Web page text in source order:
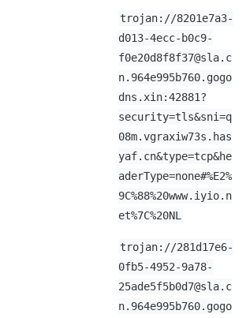
trojan://8201e7a3-
d013-4ecc-b0c9-
f0e20d8f8f37@sla.c
n.964e995b760.gogo
dns.xin:42881?
security=tls&sni=q
08m.vgraxiw73s.has
yaf.cn&type=tcp&he
aderType=none#%E2%
9C%88%20www.iyio.n
et%7C%20NL
trojan://281d17e6-
0fb5-4952-9a78-
25ade5f5b0d7@sla.c
n.964e995b760.gogo